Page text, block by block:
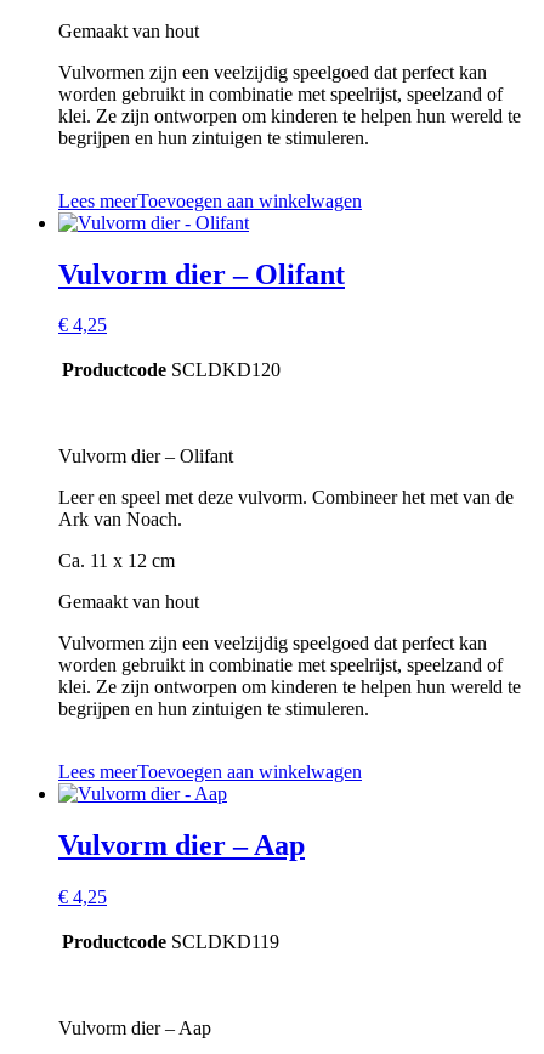
Gemaakt van hout
Vulvormen zijn een veelzijdig speelgoed dat perfect kan
worden gebruikt in combinatie met speelrijst, speelzand of
klei. Ze zijn ontworpen om kinderen te helpen hun wereld te
begrijpen en hun zintuigen te stimuleren.
Lees meerToevoegen aan winkelwagen
Vulvorm dier – Olifant
€ 4,25
Productcode SCLDKD120
Vulvorm dier – Olifant
Leer en speel met deze vulvorm. Combineer het met van de
Ark van Noach.
Ca. 11 x 12 cm
Gemaakt van hout
Vulvormen zijn een veelzijdig speelgoed dat perfect kan
worden gebruikt in combinatie met speelrijst, speelzand of
klei. Ze zijn ontworpen om kinderen te helpen hun wereld te
begrijpen en hun zintuigen te stimuleren.
Lees meerToevoegen aan winkelwagen
Vulvorm dier – Aap
€ 4,25
Productcode SCLDKD119
Vulvorm dier – Aap